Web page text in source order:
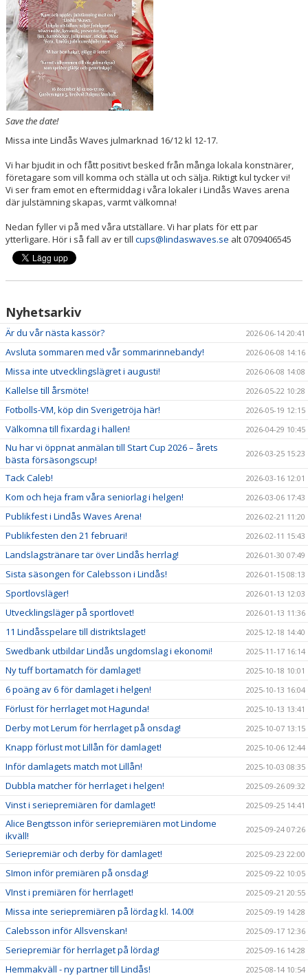
MATCHER
INFORMATION CAFÉ
FÖRSÄLJNINGSAKTIVITET
BILDGALLERI
INFO LEDARE
Save the date!
Missa inte Lindås Waves julmarknad 16/12 kl 12-17.
Vi har bjudit in och fått positivt besked från många lokala konstnärer,
företagare som vill komma och ställa ut och sälja. Riktigt kul tycker vi!
Vi ser fram emot en eftermiddag i våra lokaler i Lindås Waves arena
där julstämning skapas, varmt välkomna!
Nedan fyller vi på med våra utställare. Vi har plats för ett par
ytterligare. Hör i så fall av er till cups@lindaswaves.se alt 0709406545
Nyhetsarkiv
Är du vår nästa kassör? 2026-06-14 20:41
Avsluta sommaren med vår sommarinnebandy! 2026-06-08 14:16
Missa inte utvecklingslägret i augusti! 2026-06-08 14:08
Kallelse till årsmöte! 2026-05-22 10:28
Fotbolls-VM, köp din Sverigetröja här! 2026-05-19 12:15
Välkomna till fixardag i hallen! 2026-04-29 10:45
Nu har vi öppnat anmälan till Start Cup 2026 – årets
bästa försäsongscup!
2026-03-25 15:23
Tack Caleb! 2026-03-16 12:01
Kom och heja fram våra seniorlag i helgen! 2026-03-06 17:43
Publikfest i Lindås Waves Arena! 2026-02-21 11:20
Publikfesten den 21 februari! 2026-02-11 15:43
Landslagstränare tar över Lindås herrlag! 2026-01-30 07:49
Sista säsongen för Calebsson i Lindås! 2026-01-15 08:13
Sportlovsläger! 2026-01-13 12:03
Utvecklingsläger på sportlovet! 2026-01-13 11:36
11 Lindåsspelare till distriktslaget! 2025-12-18 14:40
Swedbank utbildar Lindås ungdomslag i ekonomi! 2025-11-17 16:14
Ny tuff bortamatch för damlaget! 2025-10-18 10:01
6 poäng av 6 för damlaget i helgen! 2025-10-13 16:04
Förlust för herrlaget mot Hagunda! 2025-10-13 13:41
Derby mot Lerum för herrlaget på onsdag! 2025-10-07 13:15
Knapp förlust mot Lillån för damlaget! 2025-10-06 12:44
Inför damlagets match mot Lillån! 2025-10-03 08:35
Dubbla matcher för herrlaget i helgen! 2025-09-26 09:32
Vinst i seriepremiären för damlaget! 2025-09-25 14:41
Alice Bengtsson inför seriepremiären mot Lindome
ikväll!
2025-09-24 07:26
Seriepremiär och derby för damlaget! 2025-09-23 22:00
SImon inför premiären på onsdag! 2025-09-22 10:05
VInst i premiären för herrlaget! 2025-09-21 20:55
Missa inte seriepremiären på lördag kl. 14.00! 2025-09-19 14:28
Calebsson inför Allsvenskan! 2025-09-17 12:36
Seriepremiär för herrlaget på lördag! 2025-09-16 14:28
Hemmakväll - ny partner till Lindås! 2025-08-14 10:54